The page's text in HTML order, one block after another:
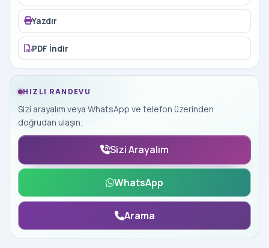
Yazdır
PDF İndir
HIZLI RANDEVU
Sizi arayalım veya WhatsApp ve telefon üzerinden
doğrudan ulaşın.
Sizi Arayalım
WhatsApp
Arama